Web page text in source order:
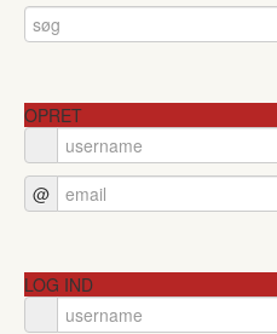
OPRET
@
LOG IND